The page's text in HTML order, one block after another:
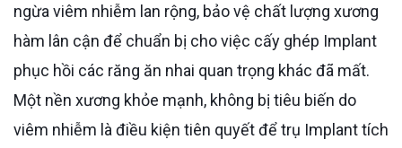
ngừa viêm nhiễm lan rộng, bảo vệ chất lượng xương
hàm lân cận để chuẩn bị cho việc cấy ghép Implant
phục hồi các răng ăn nhai quan trọng khác đã mất.
Một nền xương khỏe mạnh, không bị tiêu biến do
viêm nhiễm là điều kiện tiên quyết để trụ Implant tích